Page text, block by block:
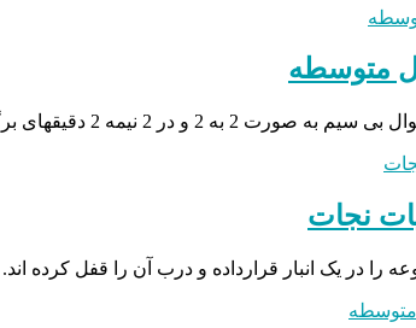
متوسطه
در 2 نیمه 2 دقیقهای برگزار میگردد. ربات ها…
نجات
را در یک انبار قرارداده و درب آن را قفل کرده